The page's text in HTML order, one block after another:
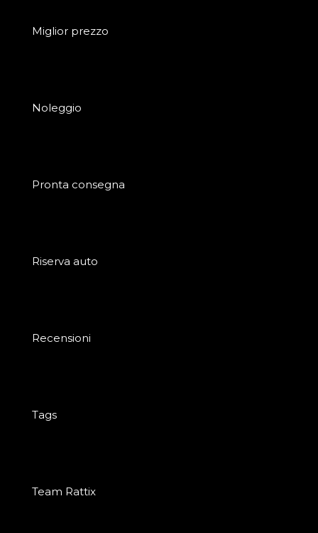
Miglior prezzo
Noleggio
Pronta consegna
Riserva auto
Recensioni
Tags
Team Rattix